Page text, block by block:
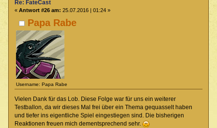
Papa Rabe
Username: Papa Rabe
Re: FateCast
« Antwort #26 am: 25.07.2016 | 01:24 »
Vielen Dank für das Lob. Diese Folge war für uns ein weiterer
Testballon, da wir dieses Mal frei über ein Thema gequasselt haben
und tiefer ins eigentliche Spiel eingestiegen sind. Die bisherigen
Reaktionen freuen mich dementsprechend sehr.